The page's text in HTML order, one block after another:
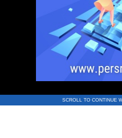
SCROLL TO CONTINUE